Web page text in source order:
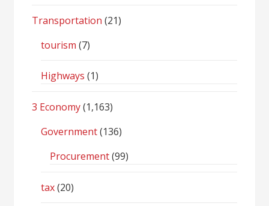
Transportation (21)
tourism (7)
Highways (1)
3 Economy(1,163)
Government(136)
Procurement(99)
tax(20)